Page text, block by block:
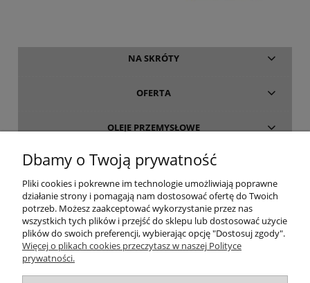
NA SKRÓTY
OFERTA
OLEJE PRZEMYSŁOWE
INFORMACJE
O FIRMIE
Dbamy o Twoją prywatność
Pliki cookies i pokrewne im technologie umożliwiają poprawne
działanie strony i pomagają nam dostosować ofertę do Twoich
potrzeb. Możesz zaakceptować wykorzystanie przez nas
wszystkich tych plików i przejść do sklepu lub dostosować użycie
plików do swoich preferencji, wybierając opcję "Dostosuj zgody".
Więcej o plikach cookies przeczytasz w naszej Polityce
prywatności.